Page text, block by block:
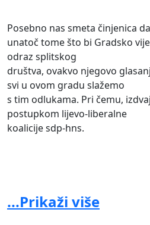
Posebno nas smeta činjenica
unatoč tome što bi Gradsko
odraz splitskog
društva, ovakvo njegovo
svi u ovom gradu slažemo
s tim odlukama. Pri čemu,
postupkom lijevo-liberalne
koalicije sdp-hns.
držimo smišljenim skupljanjem
...Prikaži više